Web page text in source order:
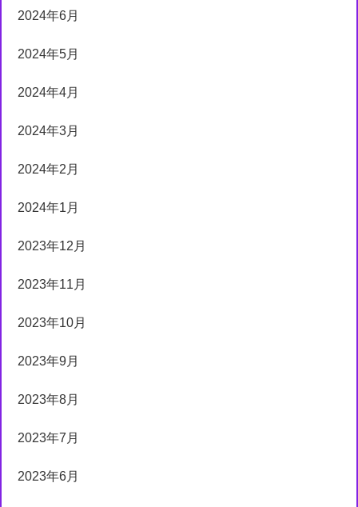
2024年6月
2024年5月
2024年4月
2024年3月
2024年2月
2024年1月
2023年12月
2023年11月
2023年10月
2023年9月
2023年8月
2023年7月
2023年6月